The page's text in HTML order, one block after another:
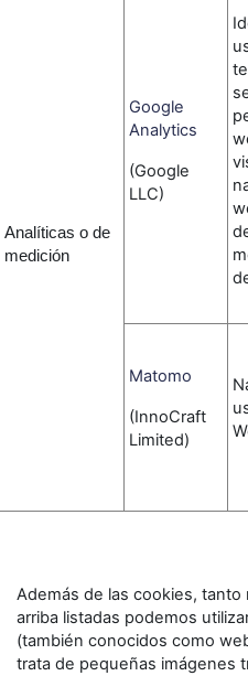
Analíticas o de
medición
Google
Analytics
(Google
LLC)
Matomo
(InnoCraft
Limited)
Además de las cookies,
arriba listadas podemos
(también conocidos como
trata de pequeñas imágenes